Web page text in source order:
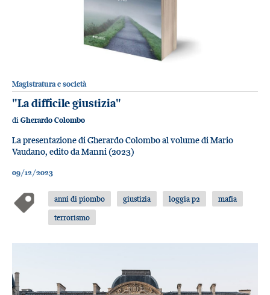
Magistratura e società
"La difficile giustizia"
di Gherardo Colombo
La presentazione di Gherardo Colombo al volume di Mario
Vaudano, edito da Manni (2023)
09/12/2023
anni di piombo giustizia loggia p2
mafia
terrorismo